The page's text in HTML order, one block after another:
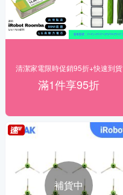
清潔家電限時促銷95折+快速到貨
滿1件享95折
補貨中